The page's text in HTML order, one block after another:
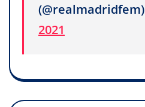
(@realmadridfem)
2021